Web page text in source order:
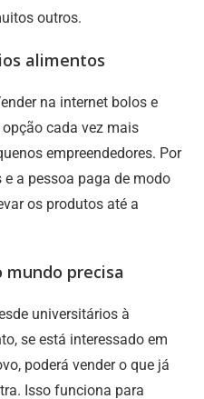
outros.
alimentos
na internet bolos e
cada vez mais
empreendedores. Por
a pessoa paga de modo
os produtos até a
precisa
universitários à
se está interessado em
poderá vender o que já
Isso funciona para